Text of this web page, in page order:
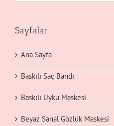
Sayfalar
Ana Sayfa
Baskılı Saç Bandı
Baskılı Uyku Maskesi
Beyaz Sanal Gözlük Maskesi